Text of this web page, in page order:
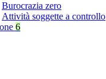
Burocrazia zero
Attività soggette a controllo
6